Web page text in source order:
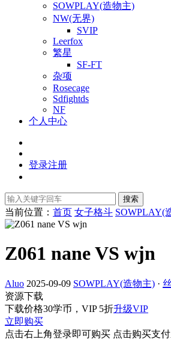
SOWPLAY(造物主)
NW(无界)
SVIP
Leerfox
繁星
SF-FT
杂项
Rosecage
Sdfightds
NF
个人中心
登录注册
搜索
当前位置： 首页 女子格斗 SOWPLAY(
Z061 nane VS wjn
Aluo 2025-09-09 SOWPLAY(造物主) ·
资源下载
下载价格30学币，VIP 5折升级VIP
立即购买
点击右上角登录即可购买 点击购买支